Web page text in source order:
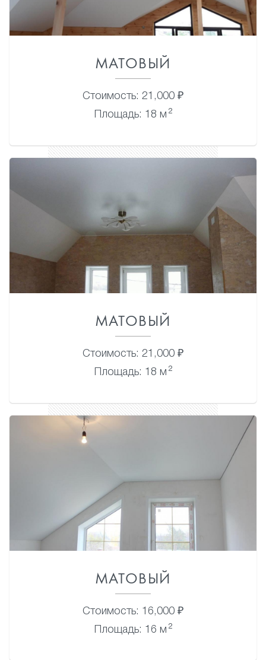
МАТОВЫЙ
Стоимость: 21,000 ₽
Площадь: 18 м 2
МАТОВЫЙ
Стоимость: 21,000 ₽
Площадь: 18 м 2
МАТОВЫЙ
Стоимость: 16,000 ₽
Площадь: 16 м 2